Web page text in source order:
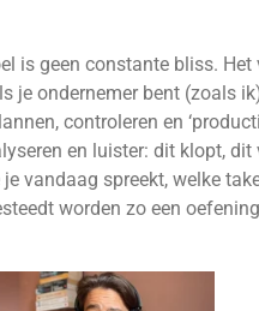
is geen constante bliss. Het
je ondernemer bent (zoals
controleren en
en luister: dit klopt, dit
je vandaag spreekt, welke
worden zo een